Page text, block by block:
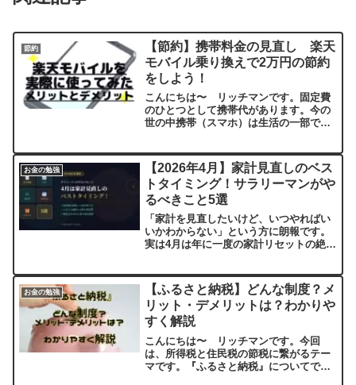
節約
【節約】携帯料金の見直し 楽天
モバイル乗り換えで2万円の節約
をしよう！
こんにちは〜 リッチマンです。固定費
のひとつとして携帯代があります。今の
世の中携帯（スマホ）は生活の一部でも
いいかを悩んでいる方も多いのではない
でしょうか？そこで私が実...
お金の勉強
【2026年4月】家計見直しのベス
トタイミング！サラリーマンがや
るべきこと5選
「家計を見直したいけど、いつやればい
いかわからない」という方に朗報です。
実は4月は年に一度の家計リセットの絶好
把握しておくことで、気づかないうちに
損をするのを防げます。...
お金の勉強
【ふるさと納税】どんな制度？メ
リット・デメリットは？わかりや
すく解説
こんにちは〜 リッチマンです。今回
は、所得税と住民税の節税に繋がるテー
マです。『ふるさと納税』についてで